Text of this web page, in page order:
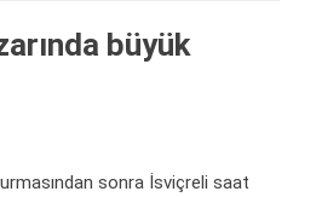
büyük
sonra İsviçreli saat